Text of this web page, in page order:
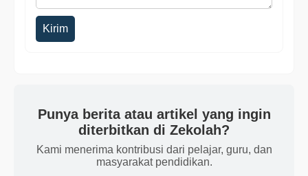
Kirim
Punya berita atau artikel yang ingin
diterbitkan di Zekolah?
Kami menerima kontribusi dari pelajar, guru, dan
masyarakat pendidikan.